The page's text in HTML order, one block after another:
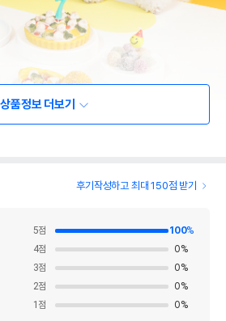
상품정보 더보기
후기작성하고 최대 150점 받기
5점 100%
4점 0%
3점 0%
2점 0%
1 점 0%